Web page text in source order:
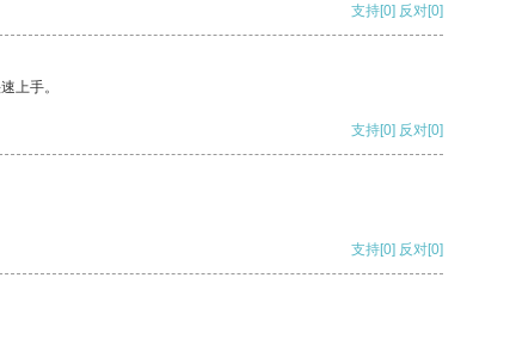
支持[0] 反对[0]
上手。
支持[0] 反对[0]
支持[0] 反对[0]